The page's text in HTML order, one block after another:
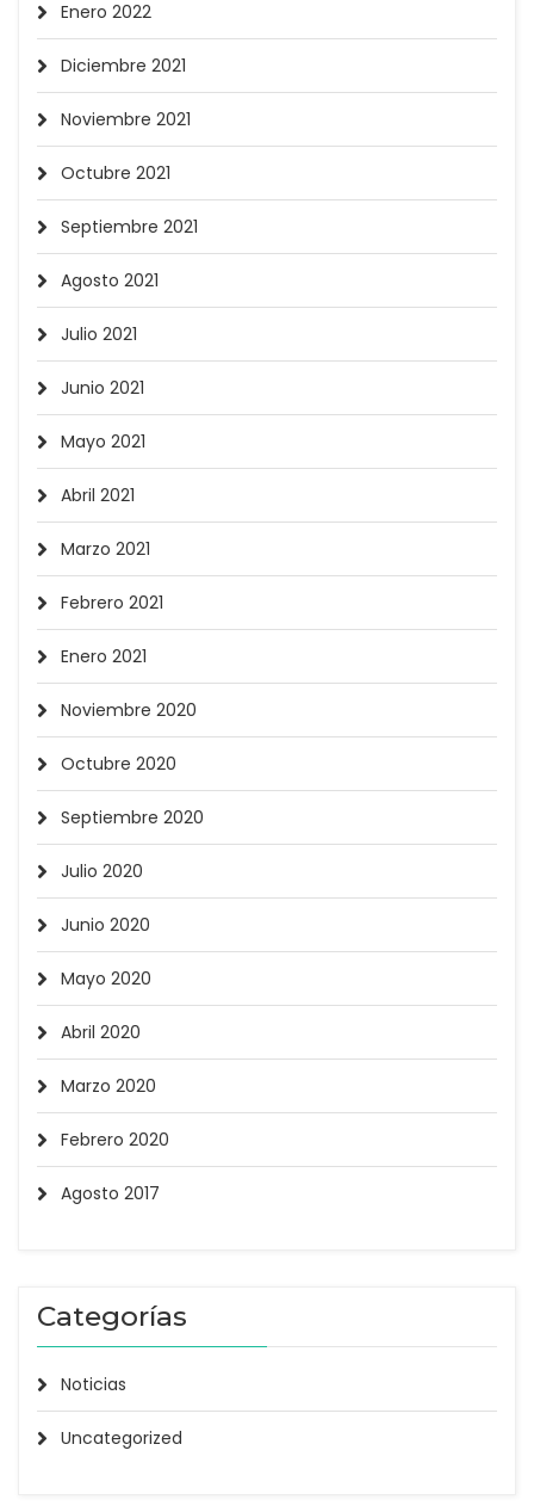
Enero 2022
Diciembre 2021
Noviembre 2021
Octubre 2021
Septiembre 2021
Agosto 2021
Julio 2021
Junio 2021
Mayo 2021
Abril 2021
Marzo 2021
Febrero 2021
Enero 2021
Noviembre 2020
Octubre 2020
Septiembre 2020
Julio 2020
Junio 2020
Mayo 2020
Abril 2020
Marzo 2020
Febrero 2020
Agosto 2017
Categorías
Noticias
Uncategorized